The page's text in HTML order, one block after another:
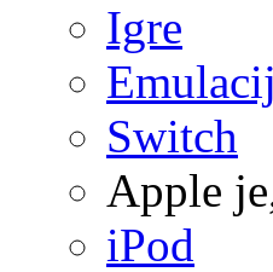
Igre
Switch
Apple
iPod